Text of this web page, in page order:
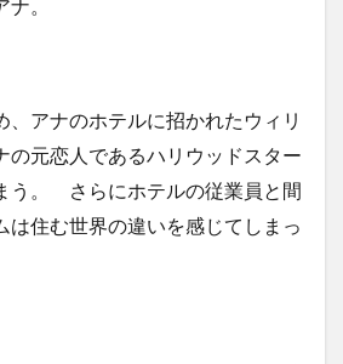
ナ。
、アナのホテルに招かれたウィリ
の元恋人であるハリウッドスター
う。 さらにホテルの従業員と間
は住む世界の違いを感じてしまっ